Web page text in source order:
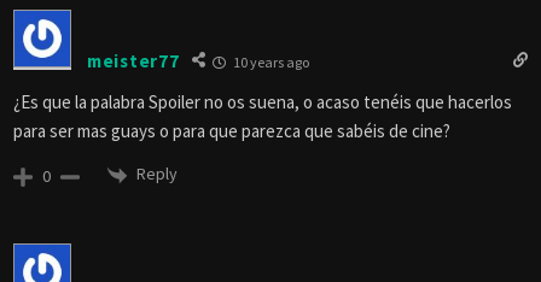
meister77 10 years ago
¿Es que la palabra Spoiler no os suena, o acaso tenéis que hacerlos
para ser mas guays o para que parezca que sabéis de cine?
0 Reply